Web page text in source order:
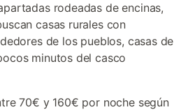
rodeadas de encinas,
casas rurales con
de los pueblos, casas de
minutos del casco
70€ y 160€ por noche según